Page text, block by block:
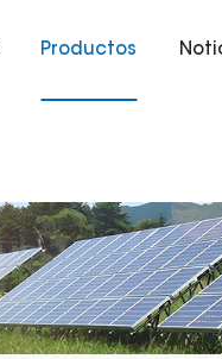
Productos